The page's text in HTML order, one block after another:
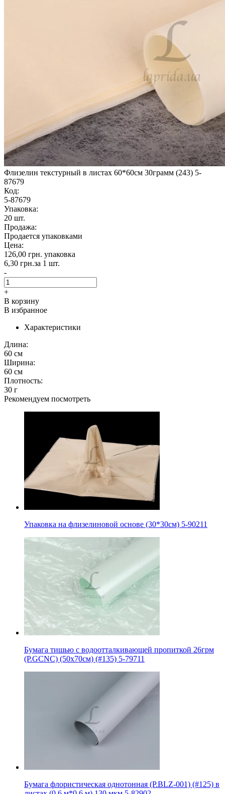
Флизелин текстурный в листах 60*60см 30грамм (243) 5-
87679
Код:
5-87679
Упаковка:
20 шт.
Продажа:
Продается упаковками
Цена:
126,00 грн. упаковка
6,30 грн.за 1 шт.
-
+
В корзину
В избранное
Характеристики
Длина:
60 см
Ширина:
60 см
Плотность:
30 г
Рекомендуем посмотреть
Упаковка на флизелиновой основе (30*30см) 5-90211
Бумага тишью с водоотталкивающей пропиткой 26грм
(P.GCNC) (50x70см) (#135) 5-79711
Бумага флористическая однотонная (P.BLZ-001) (#125) в